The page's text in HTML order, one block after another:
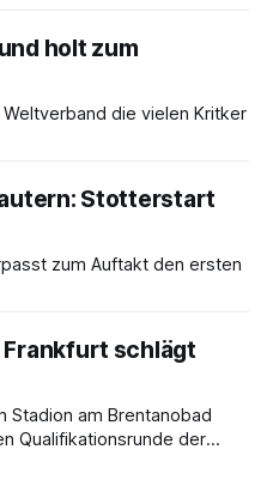
holt zum
die vielen Kritker
Stotterstart
zum Auftakt den ersten
Frankfurt schlägt
Stadion am Brentanobad
Qualifikationsrunde der